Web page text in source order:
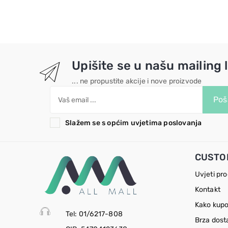
Upišite se u našu mailing
... ne propustite akcije i nove proizvode
Slažem se s općim uvjetima poslovanja
Tel: 01/6217-808
Uvjeti
Kontakt
Kako
Brza